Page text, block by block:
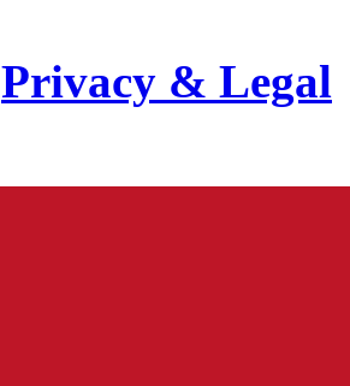
Privacy & Legal